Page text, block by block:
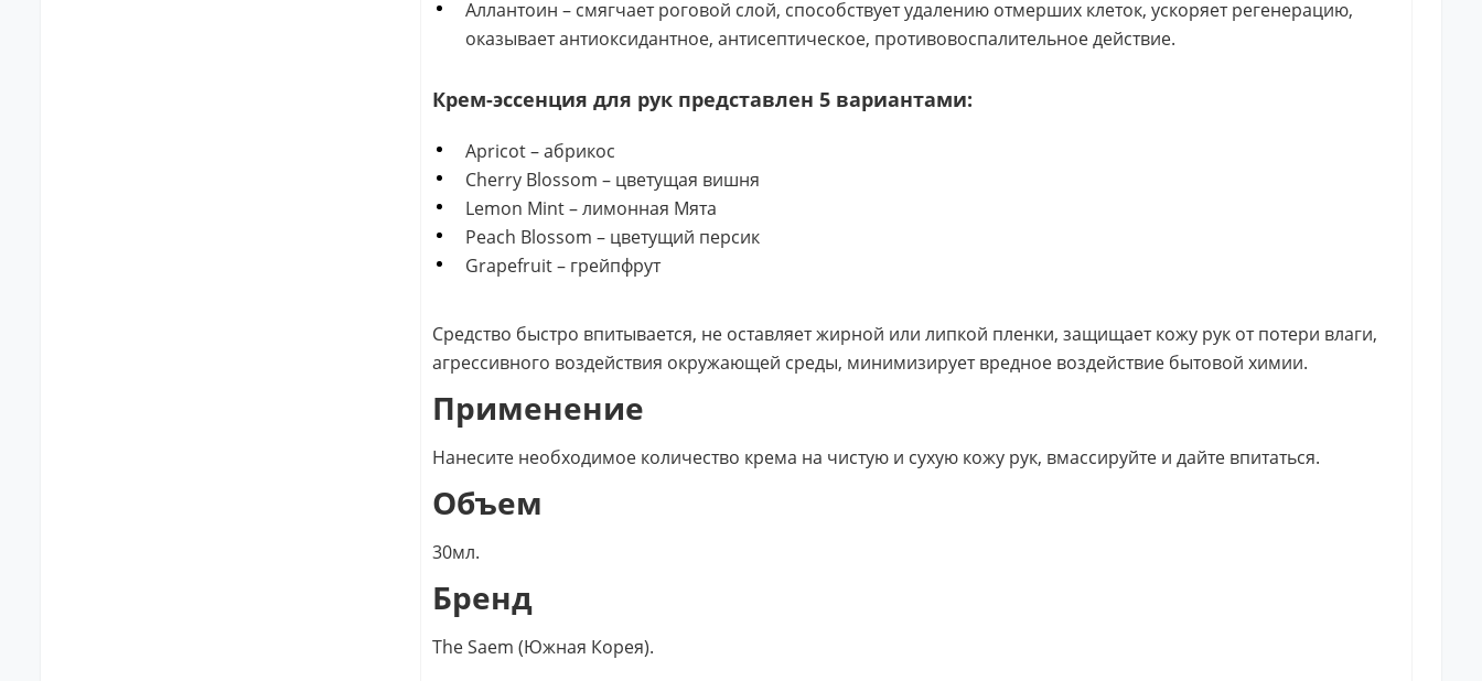
Аллантоин – смягчает роговой слой, способствует удалению отмерших клеток, ускоряет регенерацию,
оказывает антиоксидантное, антисептическое, противовоспалительное действие.
Крем-эссенция для рук представлен 5 вариантами:
Apricot – абрикос
Cherry Blossom – цветущая вишня
Lemon Mint – лимонная Мята
Peach Blossom – цветущий персик
Grapefruit – грейпфрут
Средство быстро впитывается, не оставляет жирной или липкой пленки, защищает кожу рук от потери влаги,
агрессивного воздействия окружающей среды, минимизирует вредное воздействие бытовой химии.
Применение
Нанесите необходимое количество крема на чистую и сухую кожу рук, вмассируйте и дайте впитаться.
Объем
30мл.
Бренд
The Saem (Южная Корея).